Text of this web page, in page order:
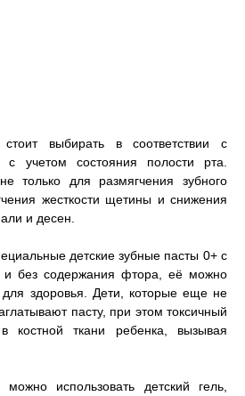
выбирать в соответствии с
с учетом состояния полости рта.
только для размягчения зубного
жесткости щетины и снижения
и десен.
детские зубные пасты 0+ с
и без содержания фтора, её можно
для здоровья. Дети, которые еще не
пасту, при этом токсичный
костной ткани ребенка, вызывая
использовать детский гель,